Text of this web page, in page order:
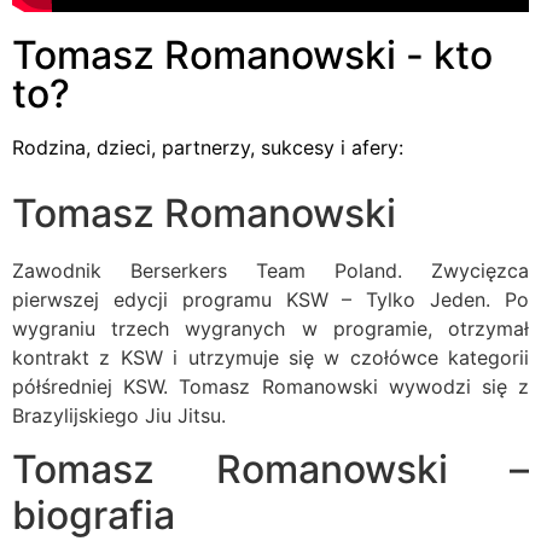
Tomasz Romanowski - kto
to?
Rodzina, dzieci, partnerzy, sukcesy i afery:
Tomasz Romanowski
Zawodnik Berserkers Team Poland. Zwycięzca
pierwszej edycji programu KSW – Tylko Jeden. Po
wygraniu trzech wygranych w programie, otrzymał
kontrakt z KSW i utrzymuje się w czołówce kategorii
półśredniej KSW. Tomasz Romanowski wywodzi się z
Brazylijskiego Jiu Jitsu.
Tomasz Romanowski –
biografia